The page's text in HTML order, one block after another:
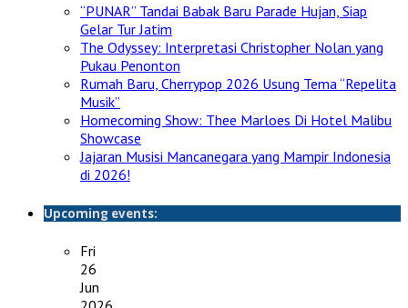
“PUNAR” Tandai Babak Baru Parade Hujan, Siap
Gelar Tur Jatim
The Odyssey: Interpretasi Christopher Nolan yang
Pukau Penonton
Rumah Baru, Cherrypop 2026 Usung Tema “Repelita
Musik”
Homecoming Show: Thee Marloes Di Hotel Malibu
Showcase
Jajaran Musisi Mancanegara yang Mampir Indonesia
di 2026!
Upcoming events:
Fri
26
Jun